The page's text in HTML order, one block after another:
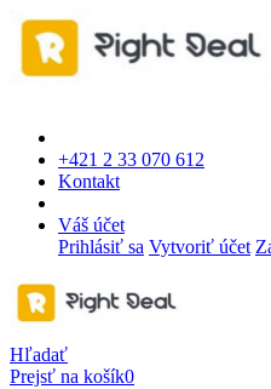
+421 2 33 070 612
Kontakt
Váš účet
Prihlásiť sa Vytvoriť účet
Hľadať
Prejsť na košík0